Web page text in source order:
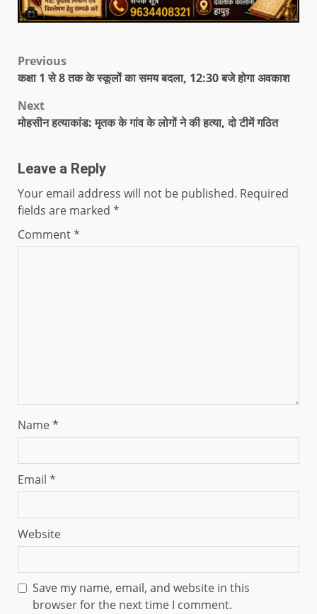
Previous
कक्षा 1 से 8 तक के स्कूलों का समय बदला, 12:30 बजे होगा अवकाश
Next
मोहसीन हत्याकांड: मृतक के गांव के लोगों ने की हत्या, दो टीमें गठित
Leave a Reply
Your email address will not be published. Required
fields are marked *
Comment*
Name*
Email *
Website
Save my name, email, and website in this
browser for the next time I comment.